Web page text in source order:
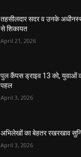
तहसीलदार सदर व उनके
से शिकायत
April 21, 2026
पुल कैंपस ड्राइव 13 को, युवाओं
पहल
April 3, 2026
अभिलेखों का बेहतर रखरखाव
April 3, 2026